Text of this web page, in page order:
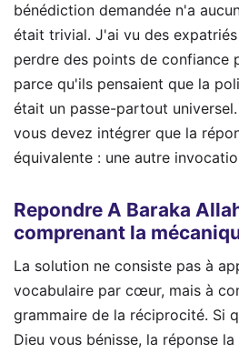
bénédiction demandée n'a
était trivial. J'ai vu des
perdre des points de confiance
parce qu'ils pensaient que la
était un passe-partout
vous devez intégrer que la
équivalente : une autre
Repondre A Baraka
comprenant la
La solution ne consiste pas à
vocabulaire par cœur, mais à
grammaire de la réciprocité. Si
Dieu vous bénisse, la réponse